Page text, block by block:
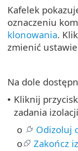
Kafelek
oznaczeniu
klonowania.
zmienić
Na dole
• Kliknij przycisk
zadania
o Odizoluj
o Zakończ